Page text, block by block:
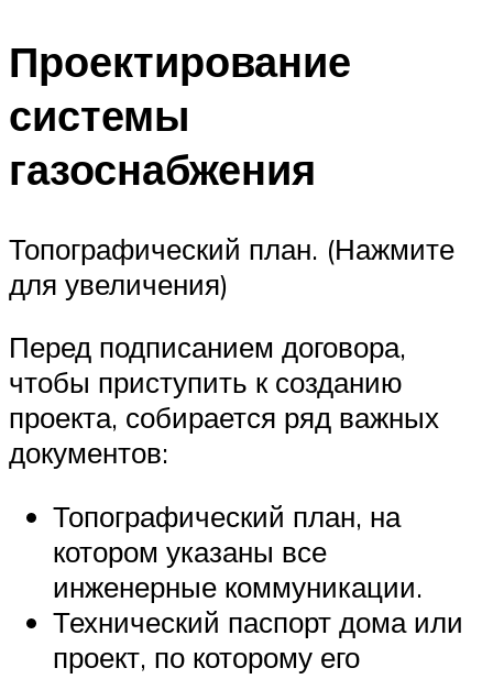
Проектирование
системы
газоснабжения
Топографический план. (Нажмите
для увеличения)
Перед подписанием договора,
чтобы приступить к созданию
проекта, собирается ряд важных
документов:
Топографический план, на
котором указаны все
инженерные коммуникации.
Технический паспорт дома или
проект, по которому его